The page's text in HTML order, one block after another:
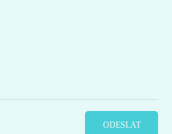
ODESLAT